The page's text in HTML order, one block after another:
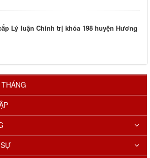
Lý luận Chính trị khóa 198 huyện Hương